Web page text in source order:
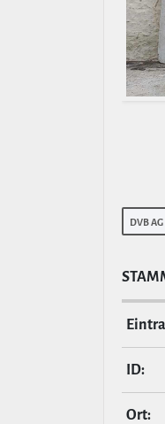
DVB AG
ID:
Ort: